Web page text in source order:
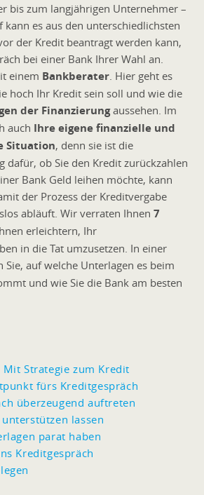
bis zum langjährigen Unternehmer –
kann es aus den unterschiedlichsten
der Kredit beantragt werden kann,
bei einer Bank Ihrer Wahl an.
einem Bankberater . Hier geht es
hoch Ihr Kredit sein soll und wie die
der Finanzierungaussehen. Im
auch Ihre eigene finanzielle und
Situation, denn sie ist die
dafür, ob Sie den Kredit zurückzahlen
Bank Geld leihen möchte, kann
der Prozess der Kreditvergabe
abläuft. Wir verraten Ihnen 7
erleichtern, Ihr
in die Tat umzusetzen. In einer
Sie, auf welche Unterlagen es beim
und wie Sie die Bank am besten
Mit Strategie zum Kredit
fürs Kreditgespräch
überzeugend auftreten
lassen
parat haben
Kreditgespräch